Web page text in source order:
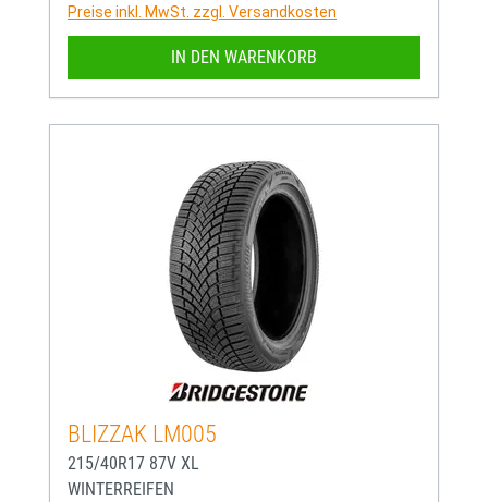
Preise inkl. MwSt. zzgl. Versandkosten
IN DEN WARENKORB
BLIZZAK LM005
215/40R17 87V XL
WINTERREIFEN